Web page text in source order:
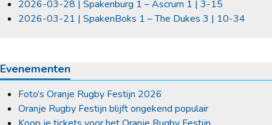
2026-03-28 | Spakenburg 1 – Ascrum 1 | 3-15
2026-03-21 | SpakenBoks 1 – The Dukes 3 | 10-34
Evenementen
Foto’s Oranje Rugby Festijn 2026
Oranje Rugby Festijn blijft ongekend populair